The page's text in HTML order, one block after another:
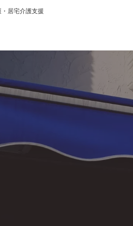
居宅介護支援